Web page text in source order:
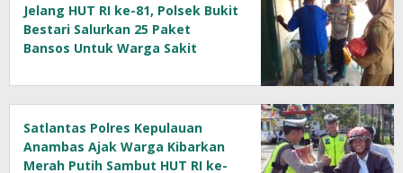
Jelang HUT RI ke-81, Polsek Bukit
Bestari Salurkan 25 Paket
Bansos Untuk Warga Sakit
Satlantas Polres Kepulauan
Anambas Ajak Warga Kibarkan
Merah Putih Sambut HUT RI ke-